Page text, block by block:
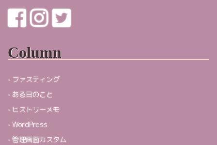
Column
ファスティング
ある日のこと
ヒストリーメモ
WordPress
管理画面カスタム